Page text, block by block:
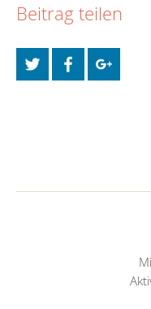
Beitrag teilen